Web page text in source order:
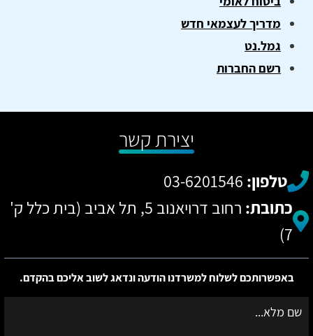
מדריך לעצמאי חדש
גמל.נט
רשם החברות
יצירת קשר
טלפון: 03-6201546
כתובת:
רחוב דרויאנוב 5, תל אביב (בית כלל ק'
7)
באפשרותכם לשלוח למשרדנו הודעה ונדאג לשוב אליכם בהקדם.